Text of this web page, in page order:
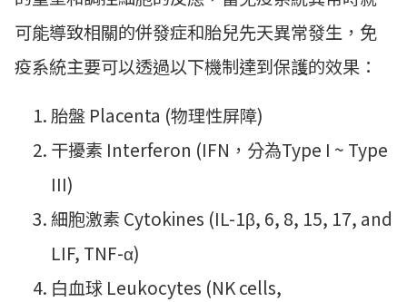
可能導致相關的併發症和胎兒先天異常發生，免
疫系統主要可以透過以下機制達到保護的效果：
胎盤 Placenta (物理性屏障)
干擾素 Interferon (IFN，分為Type I ~ Type
III)
細胞激素 Cytokines (IL-1β, 6, 8, 15, 17, and
LIF, TNF-α)
白血球 Leukocytes (NK cells,